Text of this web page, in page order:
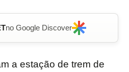
no Google Discover
a estação de trem de